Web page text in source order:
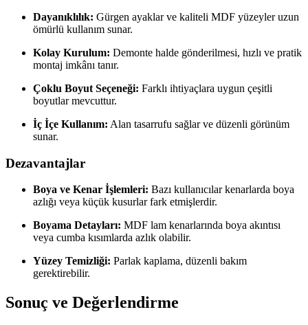
Dayanıklılık: Gürgen ayaklar ve kaliteli MDF yüzeyler uzun
ömürlü kullanım sunar.
Kolay Kurulum: Demonte halde gönderilmesi, hızlı ve pratik
montaj imkânı tanır.
Çoklu Boyut Seçeneği: Farklı ihtiyaçlara uygun çeşitli
boyutlar mevcuttur.
İç İçe Kullanım: Alan tasarrufu sağlar ve düzenli görünüm
sunar.
Dezavantajlar
Boya ve Kenar İşlemleri: Bazı kullanıcılar kenarlarda boya
azlığı veya küçük kusurlar fark etmişlerdir.
Boyama Detayları: MDF lam kenarlarında boya akıntısı
veya cumba kısımlarda azlık olabilir.
Yüzey Temizliği: Parlak kaplama, düzenli bakım
gerektirebilir.
Sonuç ve Değerlendirme